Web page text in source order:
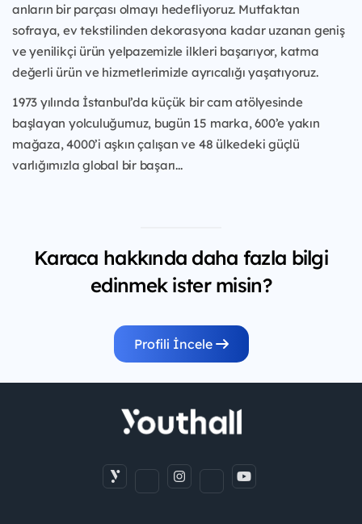
anların bir parçası olmayı hedefliyoruz. Mutfaktan
sofraya, ev tekstilinden dekorasyona kadar uzanan geniş
ve yenilikçi ürün yelpazemizle ilkleri başarıyor, katma
değerli ürün ve hizmetlerimizle ayrıcalığı yaşatıyoruz.
1973 yılında İstanbul’da küçük bir cam atölyesinde
başlayan yolculuğumuz, bugün 15 marka, 600’e yakın
mağaza, 4000’i aşkın çalışan ve 48 ülkedeki güçlü
varlığımızla global bir başarı...
Karaca hakkında daha fazla bilgi
edinmek ister misin?
Profili İncele